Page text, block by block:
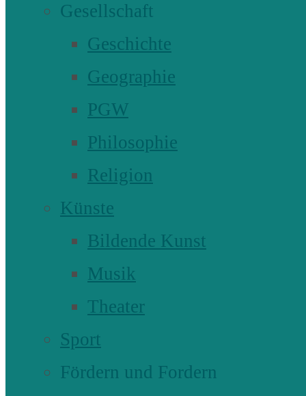
Gesellschaft
Geschichte
Geographie
PGW
Philosophie
Religion
Künste
Bildende Kunst
Musik
Theater
Sport
Fördern und Fordern